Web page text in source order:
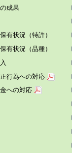
成果
有状況（特許）
有状況（品種）
⾏為への対応
への対応